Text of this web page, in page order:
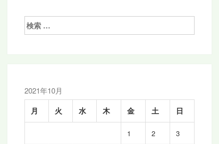
検
索:
2021年10月
月 火 水 木 金 土 日
1 2 3